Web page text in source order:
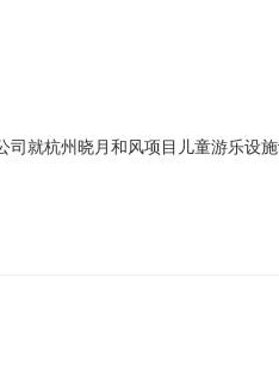
就杭州晓月和风项目儿童游乐设
、招标形式：带方案报价5、标段